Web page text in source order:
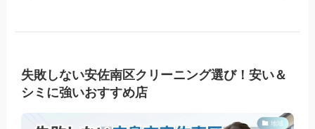
失敗しない安佐南区クリーニング選び！安い＆
シミに強いおすすめ店
地域